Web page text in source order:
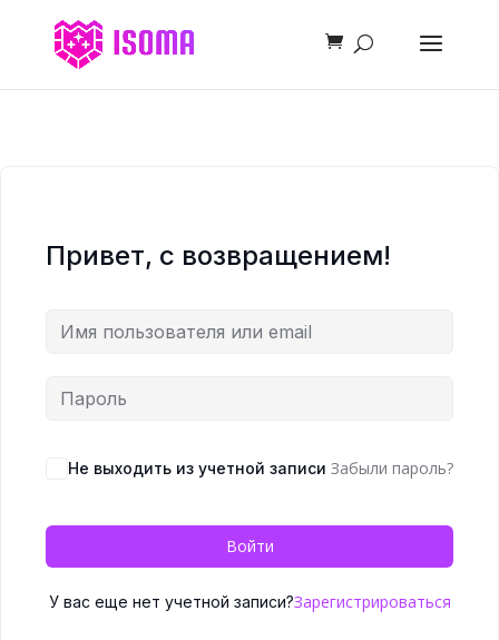
Привет, с возвращением!
Не выходить из учетной записи Забыли пароль?
Войти
У вас еще нет учетной записи?Зарегистрироваться